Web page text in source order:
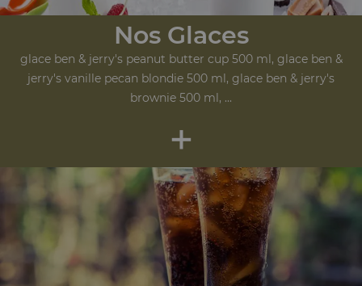
Nos Glaces
glace ben & jerry's peanut butter cup 500 ml, glace ben &
jerry's vanille pecan blondie 500 ml, glace ben & jerry's
brownie 500 ml, ...
+